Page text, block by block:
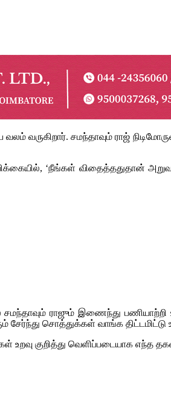
வருகிறார். சமந்தாவும் ராஜ்
‘நீங்கள் விதைத்ததுதான்
ராஜும் இணைந்து பணியாற்றி
சொத்துக்கள் வாங்க திட்டமிட்டு
குறித்து வெளிப்படையாக எந்த